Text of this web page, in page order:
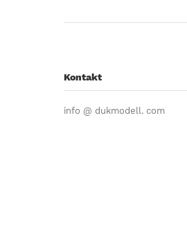
Kontakt
info @ dukmodell. com